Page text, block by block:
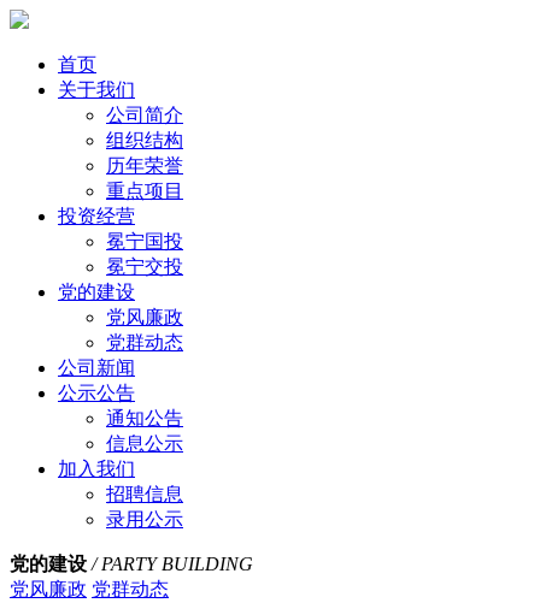
首页
关于我们
公司简介
组织结构
历年荣誉
重点项目
投资经营
冕宁国投
冕宁交投
党的建设
党风廉政
党群动态
公司新闻
公示公告
通知公告
信息公示
加入我们
招聘信息
录用公示
党的建设 / PARTY BUILDING
党风廉政 党群动态